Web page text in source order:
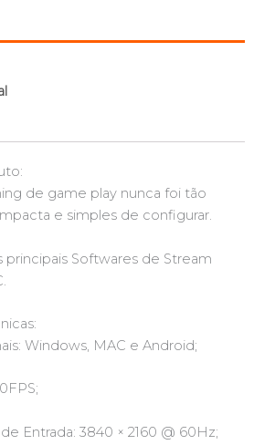
de game play nunca foi tão
e simples de configurar.
Softwares de Stream
Windows, MAC e Android;
Entrada: 3840 × 2160 @ 60Hz;